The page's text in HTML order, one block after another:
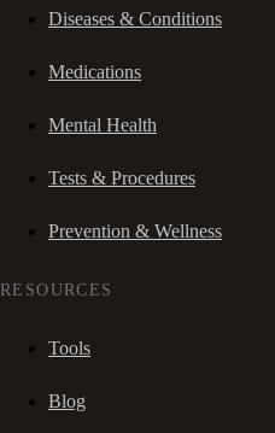
Diseases & Conditions
Medications
Mental Health
Tests & Procedures
Prevention & Wellness
RESOURCES
Tools
Blog